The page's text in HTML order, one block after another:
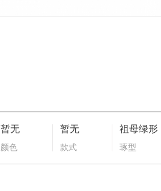
暂无
颜色
暂无
款式
祖母绿形
琢型